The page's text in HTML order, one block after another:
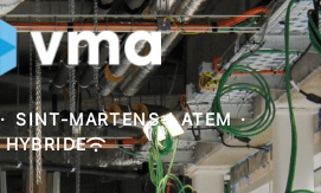
· SINT-MARTENS-LATEM ·
HYBRIDE